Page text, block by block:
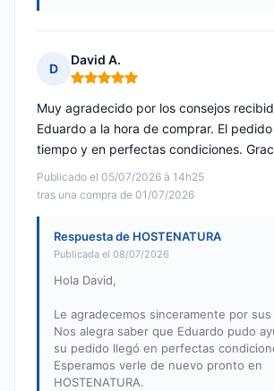
D
David A.
Nota: 5 de 5
Publicado el 05/07/2026 à 14h25
tras una compra de 01/07/2026
Muy agradecido por los consejos
Eduardo a la hora de comprar. El
tiempo y en perfectas condiciones.
Respuesta de HOSTENATURA
Publicada el 08/07/2026
Hola David,
Le agradecemos sinceramente por sus
Nos alegra saber que Eduardo pudo
su pedido llegó en perfectas
Esperamos verle de nuevo pronto en
HOSTENATURA.